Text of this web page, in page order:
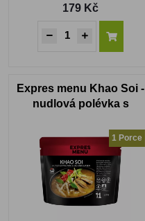
179 Kč
Expres menu Khao Soi -
nudlová polévka s
1 Porce